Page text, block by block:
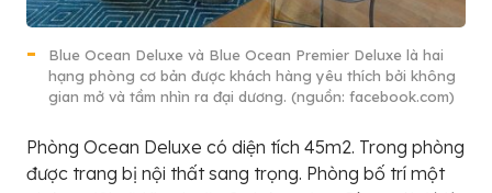
Blue Ocean Deluxe và Blue Ocean Premier Deluxe là hai
hạng phòng cơ bản được khách hàng yêu thích bởi không
gian mở và tầm nhìn ra đại dương. (nguồn: facebook.com)
Phòng Ocean Deluxe có diện tích 45m2. Trong phòng
được trang bị nội thất sang trọng. Phòng bố trí một